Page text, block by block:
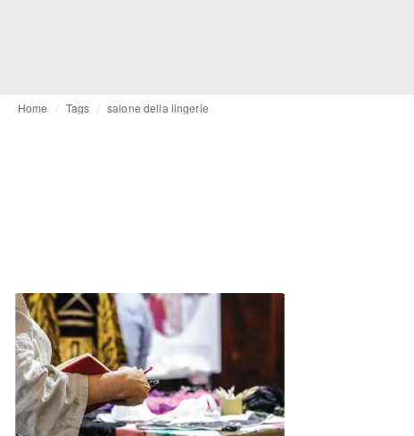
Home Tags salone della lingerie